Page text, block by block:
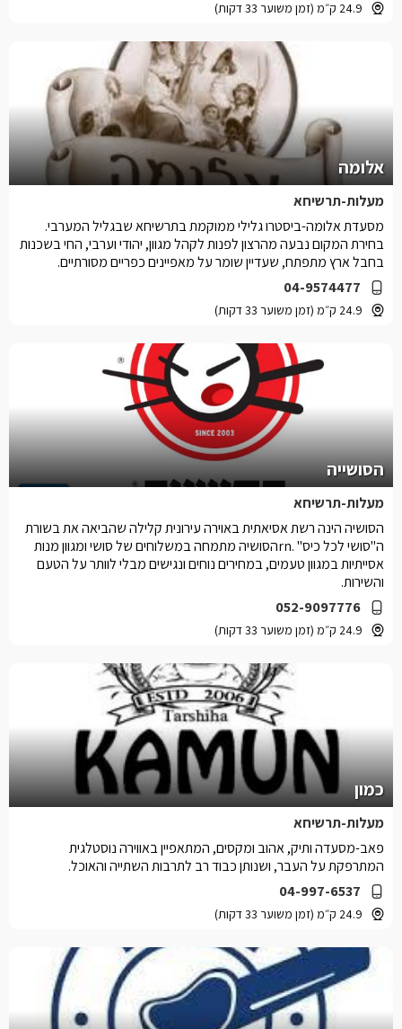
24.9 ק״מ (זמן משוער 33 דקות)
אלומה
מעלות-תרשיחא
04-9574477
24.9 ק״מ (זמן משוער 33 דקות)
מסעדת אלומה-ביסטרו גלילי ממוקמת בתרשיחא שבגליל המערבי.
בחירת המקום נבעה מהרצון לפנות לקהל מגוון, יהודי וערבי, החי בשכנות
בחבל ארץ מתפתח, שעדיין שומר על מאפיינים כפריים מסורתיים.
הסושייה
מעלות-תרשיחא
052-9097776
24.9 ק״מ (זמן משוער 33 דקות)
הסושיה הינה רשת אסיאתית באוירה עירונית קלילה שהביאה את בשורת
ה"סושי לכל כיס" .rnהסושיה מתמחה במשלוחים של סושי ומגוון מנות
אסייתיות במגוון טעמים, במחירים נוחים ונגישים מבלי לוותר על הטעם
והשירות.
כמון
מעלות-תרשיחא
04-997-6537
24.9 ק״מ (זמן משוער 33 דקות)
פאב-מסעדה ותיק, אהוב ומקסים, המתאפיין באווירה נוסטלגית
המתרפקת על העבר, ושנותן כבוד רב לתרבות השתייה והאוכל.